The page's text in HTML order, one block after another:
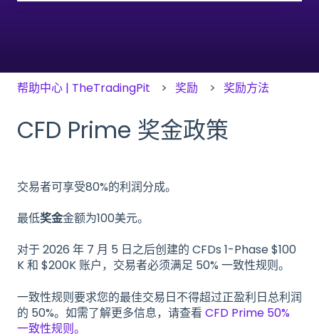
帮助中心 | TheTradingPit 奖励 奖励方法
CFD Prime 奖金政策
交易者可享受80%的利润分成。
最低奖金金额为100美元。
对于 2026 年 7 月 5 日之后创建的 CFDs 1-Phase $100
K 和 $200K 账户，交易者必须满足 50% 一致性规则。
一致性规则要求您的最佳交易日不得超过正盈利日总利润
的 50%。如需了解更多信息，请查看 CFD Prime 50%
一致性规则。